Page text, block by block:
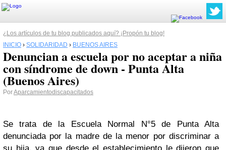
¿Los artículos de tu blog publicados aquí? ¡Propón tu blog!
INICIO › SOLIDARIDAD › BUENOS AIRES
Denuncian a escuela por no aceptar a niña
con síndrome de down - Punta Alta
(Buenos Aires)
PorAparcamientodiscapacitados
Se trata de la Escuela Normal N°5 de Punta Alta
denunciada por la madre de la menor por discriminar a